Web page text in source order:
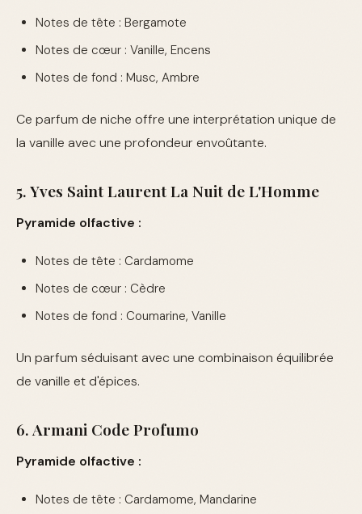
Notes de tête : Bergamote
Notes de cœur : Vanille, Encens
Notes de fond : Musc, Ambre
Ce parfum de niche offre une interprétation unique de
la vanille avec une profondeur envoûtante.
5. Yves Saint Laurent La Nuit de L'Homme
Pyramide olfactive :
Notes de tête : Cardamome
Notes de cœur : Cèdre
Notes de fond : Coumarine, Vanille
Un parfum séduisant avec une combinaison équilibrée
de vanille et d'épices.
6. Armani Code Profumo
Pyramide olfactive :
Notes de tête : Cardamome, Mandarine